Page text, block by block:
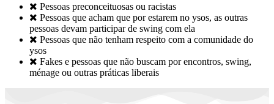
 Pessoas preconceituosas ou racistas
 Pessoas que acham que por estarem no ysos, as outras
pessoas devam participar de swing com ela
 Pessoas que não tenham respeito com a comunidade do
ysos
 Fakes e pessoas que não buscam por encontros, swing,
ménage ou outras práticas liberais